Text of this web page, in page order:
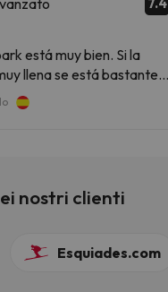
está muy bien. Si la
llena se está bastante
en temporada alta.
nostri clienti
Esquiades.com